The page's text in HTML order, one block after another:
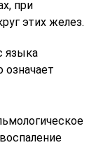
при
этих желез.
языка
означает